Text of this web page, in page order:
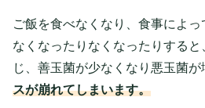
ご飯を食べなくなり、食事によ
なくなったりなくなったりする
じ、善玉菌が少なくなり悪玉菌が
スが崩れてしまいます。